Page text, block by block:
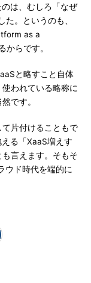
は、むしろ「なぜ
。というのも、
as a
からです。
と略すこと自体
われている略称に
です。
片付けることもで
る「XaaS増えす
言えます。そもそ
ウド時代を端的に